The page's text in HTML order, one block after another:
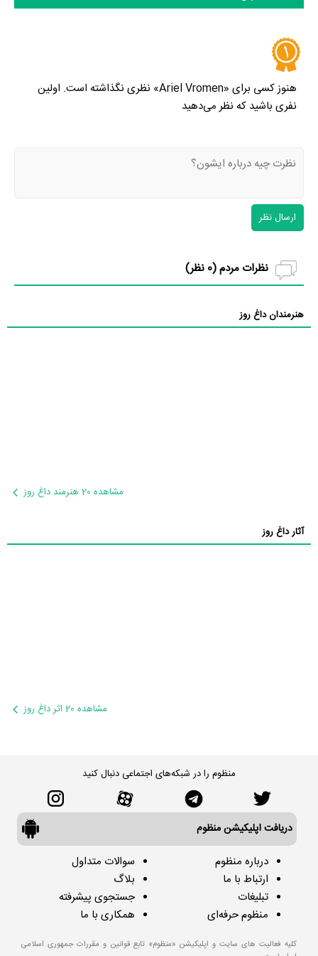
Vromen می‌دانید حتما برای ما ارسال کنید.
هنوز کسی برای «Ariel Vromen» نظری نگذاشته است. اولین
نفری باشید که نظر می‌دهید
ارسال نظر
نظرات مردم (0 نظر)
هنرمندان داغ روز
مشاهده 20 هنرمند داغ روز
آثار داغ روز
مشاهده 20 اثر داغ روز
منظوم را در شبکه‌های اجتماعی دنبال کنید
دریافت اپلیکیشن منظوم
درباره منظوم
ارتباط با ما
تبلیغات
منظوم حرفه‌ای
سوالات متداول
بلاگ
جستجوی پیشرفته
همکاری با ما
کلیه فعالیت های سایت و اپلیکیشن «منظوم» تابع قوانین و مقررات جمهوری اسلامی